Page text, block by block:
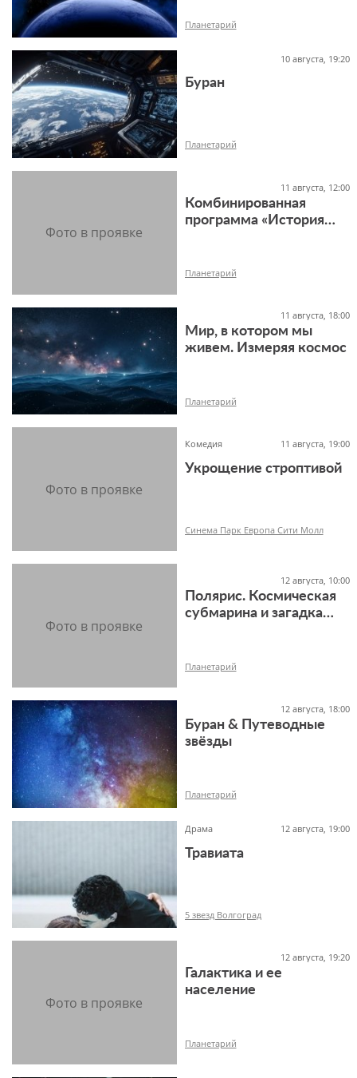
Планетарий
10 августа, 19:20
Буран
Планетарий
11 августа, 12:00
Комбинированная
программа «История
6+
Планетарий
11 августа, 18:00
Мир, в котором мы
живем. Измеряя космос
Планетарий
Комедия 11 августа, 19:00
Укрощение строптивой
Синема Парк Европа Сити Молл
12 августа, 10:00
Полярис. Космическая
субмарина и загадка
Планетарий
12 августа, 18:00
Буран & Путеводные
звёзды
Планетарий
Драма 12 августа, 19:00
Травиата
5 звезд Волгоград
12 августа, 19:20
Галактика и ее
население
Планетарий